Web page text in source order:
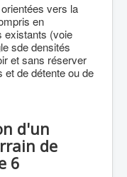
vers la
en
existants (voie
sde densités
et sans réserver
de détente ou de
d'un
de
6